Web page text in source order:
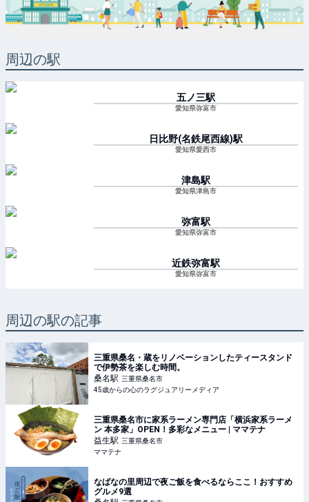
周辺の駅
五ノ三駅
愛知県弥富市
日比野(名鉄尾西線)駅
愛知県愛西市
津島駅
愛知県津島市
弥富駅
愛知県弥富市
近鉄弥富駅
愛知県弥富市
周辺の駅の記事
三重県桑名・蔵をリノベーションしたティースタンド
で伊勢茶を楽しむ時間。
桑名駅 三重県桑名市
45歳からの心のラグジュアリーメディア
三重県桑名市に家系ラーメン専門店「横浜家系ラーメ
ン 本多家」OPEN！多彩なメニュー | ママテナ
益生駅 三重県桑名市
ママテナ
なばなの里周辺で夜ご飯を食べるならここ！おすすめ
グルメ9選